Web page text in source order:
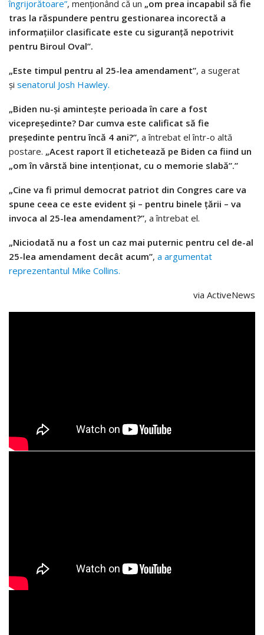
îngrijorătoare”, menționând că un „om prea incapabil să fie
tras la răspundere pentru gestionarea incorectă a
informațiilor clasificate este cu siguranță nepotrivit
pentru Biroul Oval”.
„Este timpul pentru al 25-lea amendament”, a sugerat
și senatorul Josh Hawley.
„Biden nu-și amintește perioada în care a fost
vicepreședinte? Dar cumva este calificat să fie
președinte pentru încă 4 ani?”, a întrebat el într-o altă
postare. „Acest raport îl etichetează pe Biden ca fiind un
„om în vârstă bine intenționat, cu o memorie slabă”.”
„Cine va fi primul democrat patriot din Congres care va
spune ceea ce este evident și – pentru binele țării – va
invoca al 25-lea amendament?”, a întrebat el.
„Niciodată nu a fost un caz mai puternic pentru cel de-al
25-lea amendament decât acum”, a argumentat
reprezentantul Mike Collins.
via ActiveNews